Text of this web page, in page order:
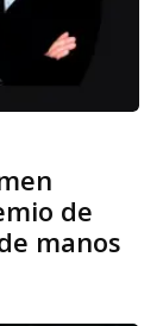
de
manos